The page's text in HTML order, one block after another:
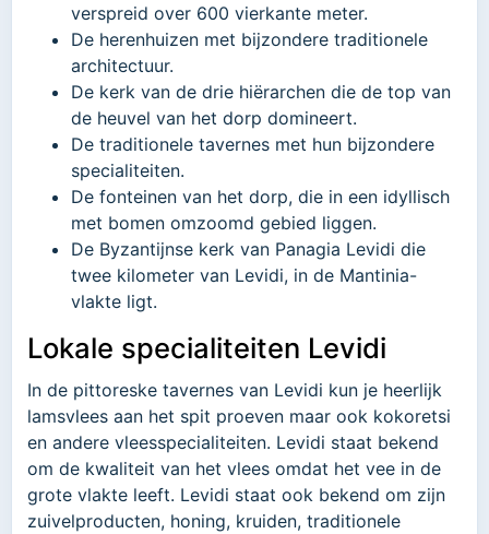
verspreid over 600 vierkante meter.
De herenhuizen met bijzondere traditionele
architectuur.
De kerk van de drie hiërarchen die de top van
de heuvel van het dorp domineert.
De traditionele tavernes met hun bijzondere
specialiteiten.
De fonteinen van het dorp, die in een idyllisch
met bomen omzoomd gebied liggen.
De Byzantijnse kerk van Panagia Levidi die
twee kilometer van Levidi, in de Mantinia-
vlakte ligt.
Lokale specialiteiten Levidi
In de pittoreske tavernes van Levidi kun je heerlijk
lamsvlees aan het spit proeven maar ook kokoretsi
en andere vleesspecialiteiten. Levidi staat bekend
om de kwaliteit van het vlees omdat het vee in de
grote vlakte leeft. Levidi staat ook bekend om zijn
zuivelproducten, honing, kruiden, traditionele